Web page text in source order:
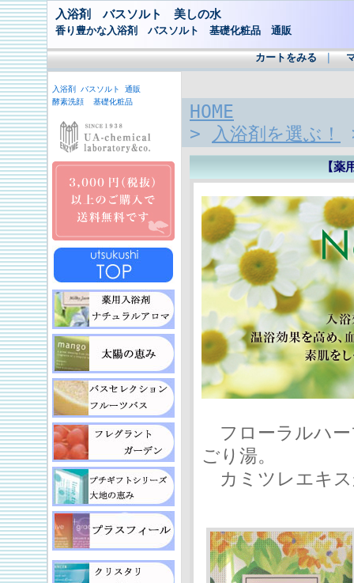
入浴剤 バスソルト 美しの水
香り豊かな入浴剤 バスソルト 基礎化粧品 通販
カートをみる｜
入浴剤 バスソルト 通販
酵素洗顔 基礎化粧品
HOME
>
入浴剤を選ぶ！
【
フローラルハー
ごり湯。
カミツレエキス